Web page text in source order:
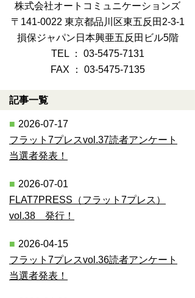
株式会社オートコミュニケーションズ
〒141-0022 東京都品川区東五反田2-3-1
損保ジャパン日本興亜五反田ビル5階
TEL ： 03-5475-7131
FAX ： 03-5475-7135
記事一覧
2026-07-17
フラット7プレスvol.37読者アンケート
当選者発表！
2026-07-01
FLAT7PRESS（フラット7プレス）
vol.38 発行！
2026-04-15
フラット7プレスvol.36読者アンケート
当選者発表！